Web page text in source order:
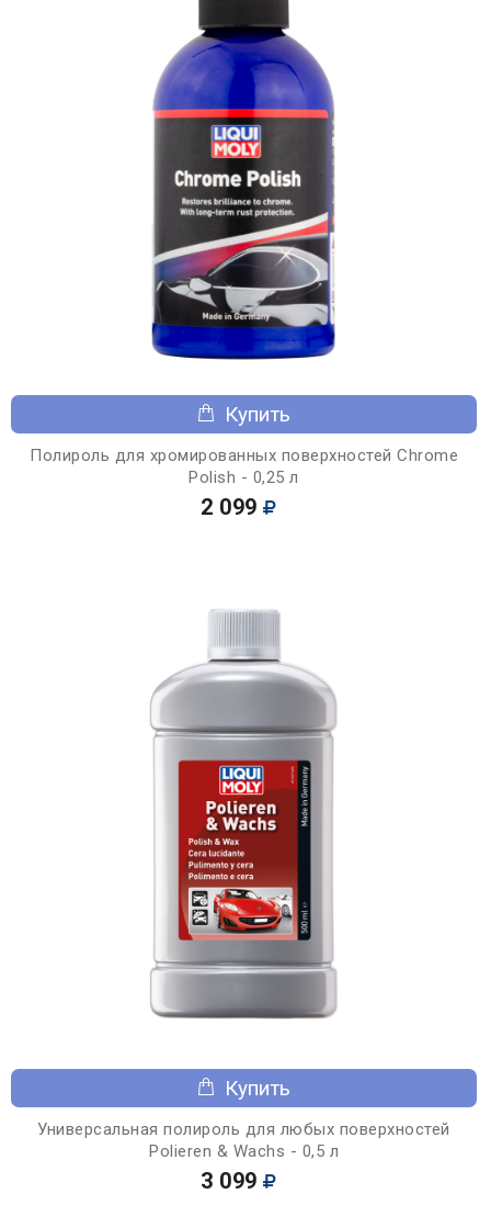
Купить
Полироль для хромированных поверхностей Chrome
Polish - 0,25 л
2 099
Купить
Универсальная полироль для любых поверхностей
Polieren & Wachs - 0,5 л
3 099